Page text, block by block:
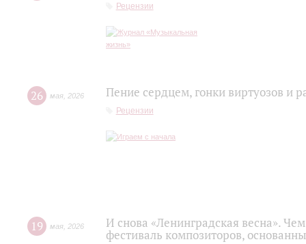
Рецензии
26 мая 2026 Пение сердцем, гонки виртуозов и
Рецензии
19 мая 2026
И снова «Ленинградская весна».
фестиваль композиторов,